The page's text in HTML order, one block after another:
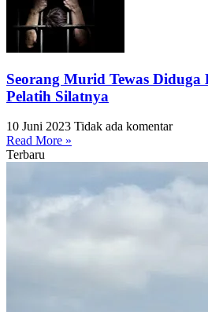
Seorang Murid Tewas
Pelatih Silatnya
10 Juni 2023 Tidak ada komentar
Read More »
Terbaru